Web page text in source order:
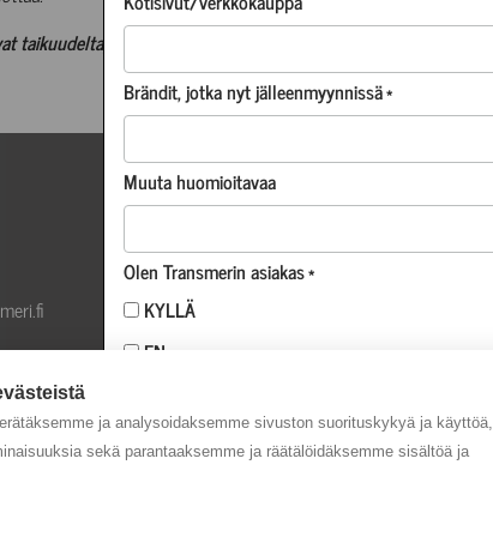
ja analysoidaksemme sivuston suorituskykyä ja käyttöä,
sekä parantaaksemme ja räätälöidäksemme sisältöä ja
Brändit, jotka nyt jälleenmyynnissä*
Muuta huomioitavaa
Olen Transmerin asiakas*
KYLLÄ
EN
taikuudelta, mutta joiden voimanlähteenä on tiede.
Info
Meistä
Tietosuoja- ja rekisteriseloste
Uusi asiakas -hakemus